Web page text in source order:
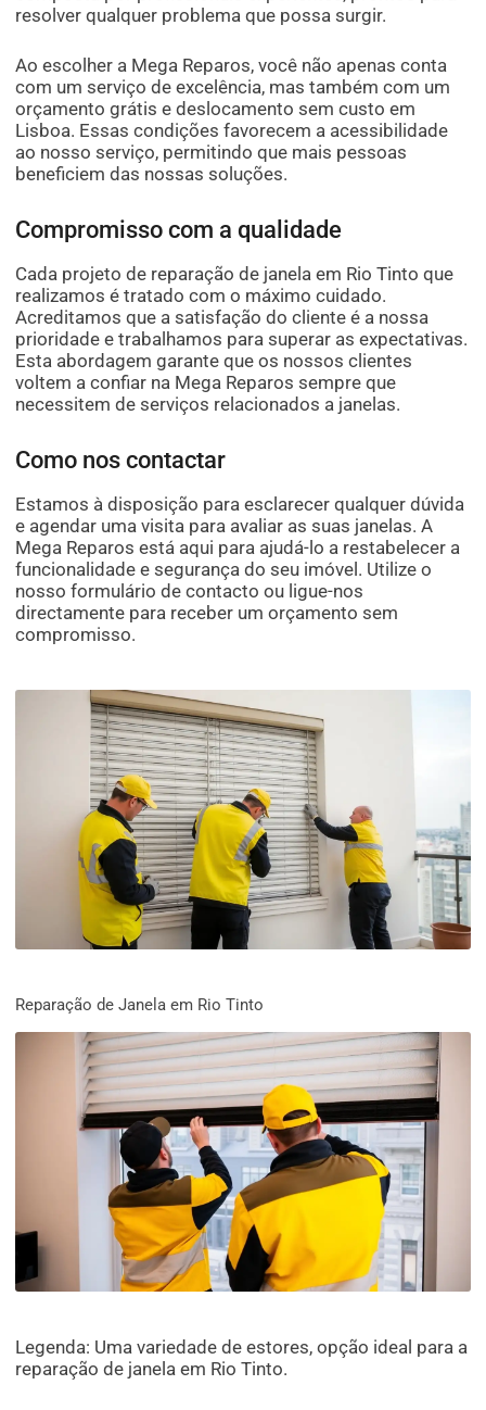
resolver qualquer problema que possa surgir.
Ao escolher a Mega Reparos, você não apenas conta
com um serviço de excelência, mas também com um
orçamento grátis e deslocamento sem custo em
Lisboa. Essas condições favorecem a acessibilidade
ao nosso serviço, permitindo que mais pessoas
beneficiem das nossas soluções.
Compromisso com a qualidade
Cada projeto de reparação de janela em Rio Tinto que
realizamos é tratado com o máximo cuidado.
Acreditamos que a satisfação do cliente é a nossa
prioridade e trabalhamos para superar as expectativas.
Esta abordagem garante que os nossos clientes
voltem a confiar na Mega Reparos sempre que
necessitem de serviços relacionados a janelas.
Como nos contactar
Estamos à disposição para esclarecer qualquer dúvida
e agendar uma visita para avaliar as suas janelas. A
Mega Reparos está aqui para ajudá-lo a restabelecer a
funcionalidade e segurança do seu imóvel. Utilize o
nosso formulário de contacto ou ligue-nos
directamente para receber um orçamento sem
compromisso.
Reparação de Janela em Rio Tinto
Legenda: Uma variedade de estores, opção ideal para a
reparação de janela em Rio Tinto.